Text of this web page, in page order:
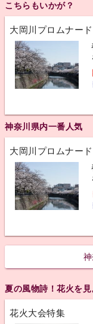
こちらもいかが？
大岡川プロムナード
神奈川県内一番人気
大岡川プロムナード
夏の風物詩！花火を見
花火大会特集